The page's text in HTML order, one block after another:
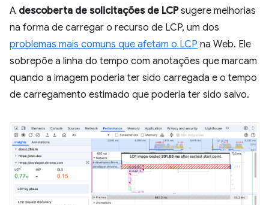
A descoberta de solicitações de LCPsugere melhorias
na forma de carregar o recurso de LCP, um dos
problemas mais comuns que afetam o LCP na Web. Ele
sobrepõe a linha do tempo com anotações que marcam
quando a imagem poderia ter sido carregada e o tempo
de carregamento estimado que poderia ter sido salvo.